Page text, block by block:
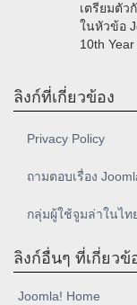
เตรียมตัว
ในหัวข้อ
10th Year
ลิงก์ที่เกี่ยวข้อง
Privacy Policy
ถามตอบเรื่อง
กลุ่มผู้ใช้จูมล่าในไท
ลิงก์อื่นๆ ที่เกี่ยวข้
Joomla! Home